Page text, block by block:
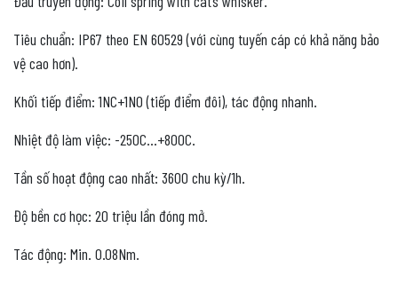
Tiêu chuẩn: IP67 theo EN 60529 (với cùng tuyến cáp có khả năng bảo
vệ cao hơn).
Khối tiếp điểm: 1NC+1NO (tiếp điểm đôi), tác động nhanh.
Nhiệt độ làm việc: -250C…+800C.
Tần số hoạt động cao nhất: 3600 chu kỳ/1h.
Độ bền cơ học: 20 triệu lần đóng mở.
Tác động: Min. 0.08Nm.